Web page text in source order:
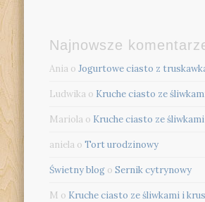
Najnowsze
Ania oJogurtowe ciasto z
Ludwika o Kruche ciasto ze
Mariola o Kruche ciasto ze
aniela oTort urodzinowy
Świetny blog oSernik cytrynowy
M o Kruche ciasto ze śliwkami i